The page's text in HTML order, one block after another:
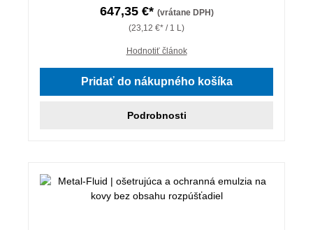
647,35 €* (vrátane DPH)
(23,12 €* / 1 L)
Hodnotiť článok
Pridať do nákupného košíka
Podrobnosti